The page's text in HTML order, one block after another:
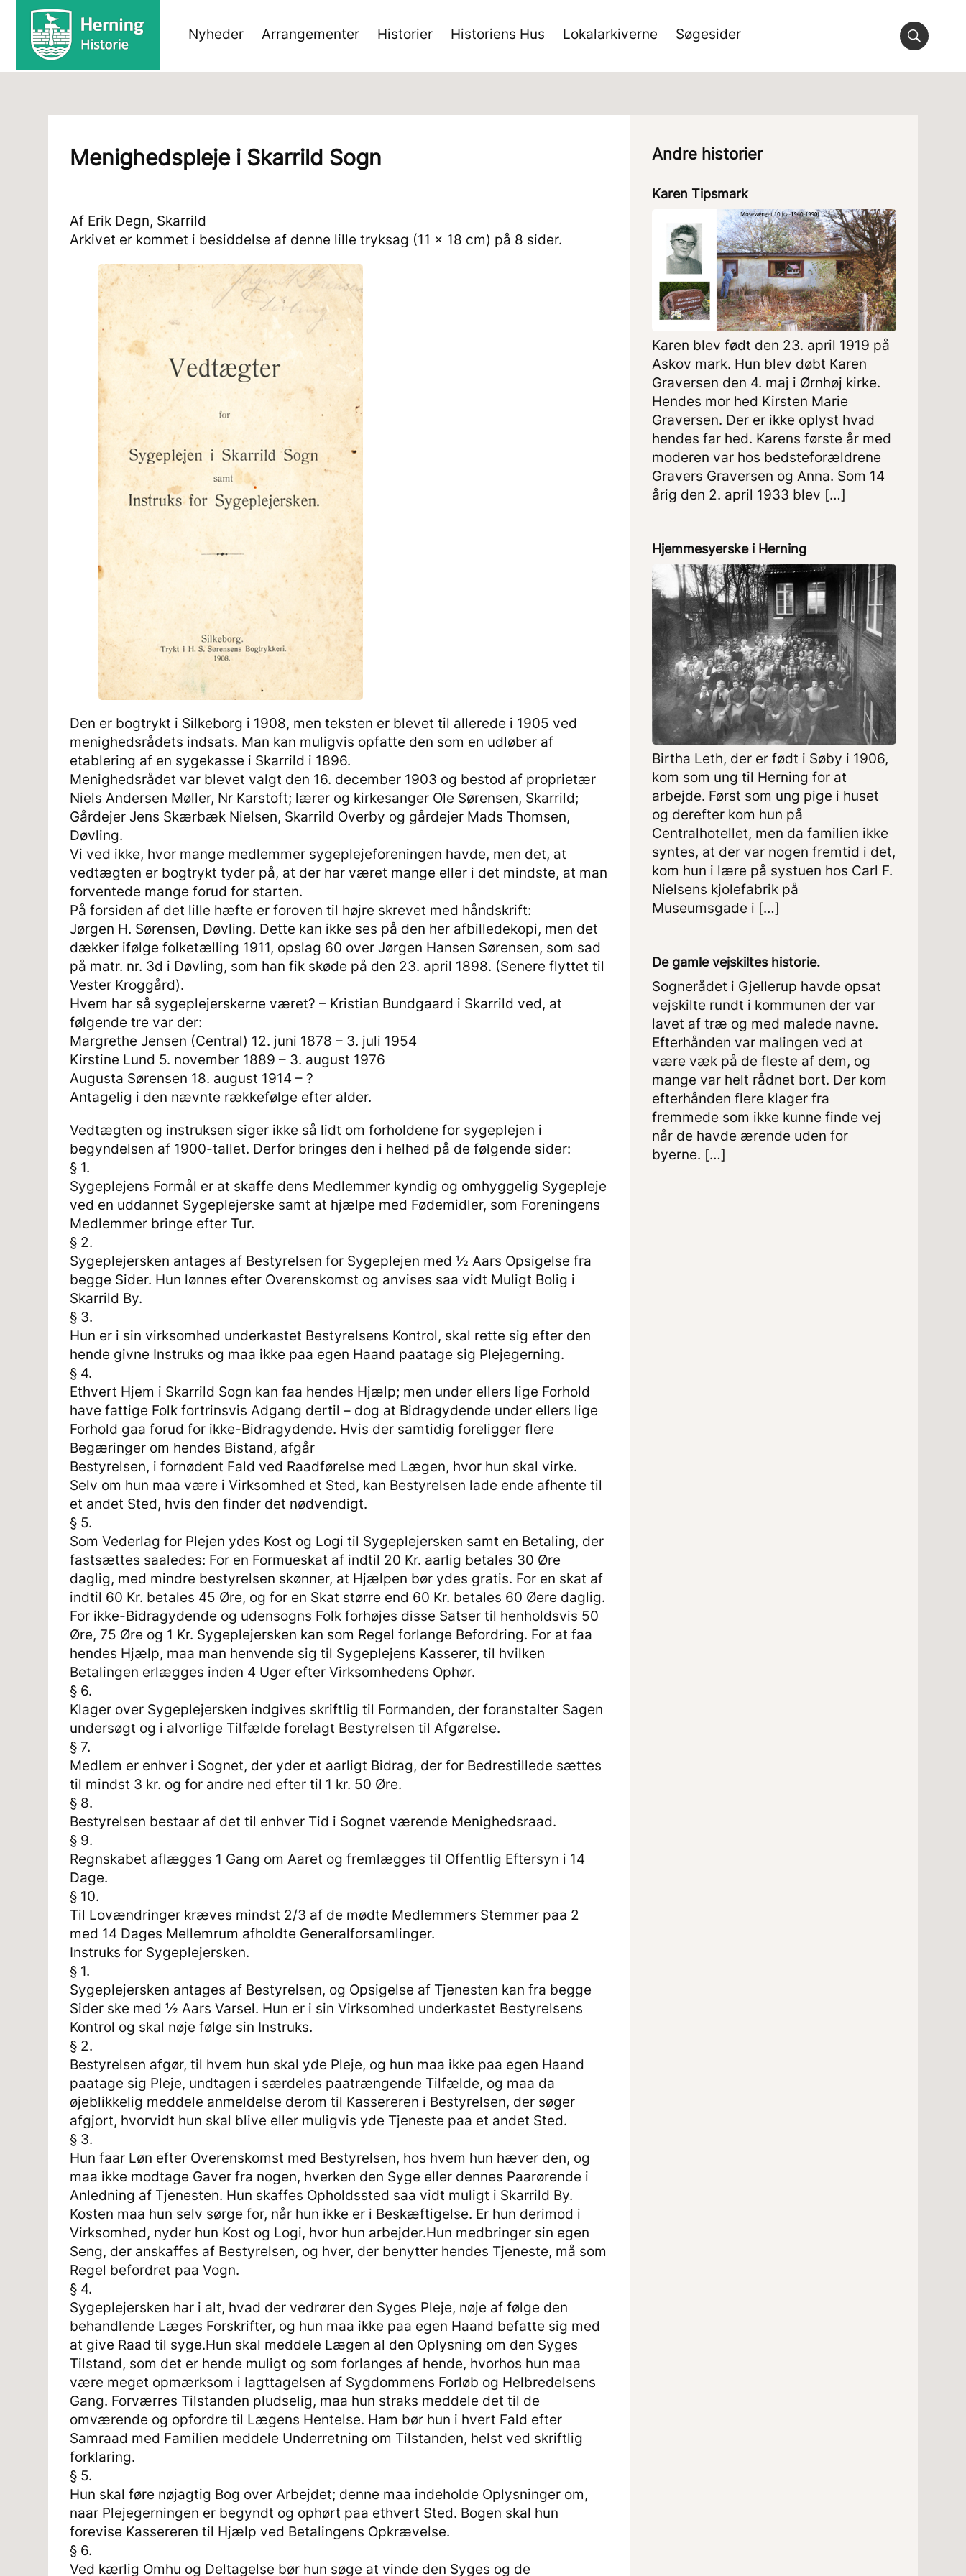
Nyheder Arrangementer Historier Historiens Hus Lokalarkiverne Søgesider
Menighedspleje i Skarrild Sogn
Af Erik Degn, Skarrild
Arkivet er kommet i besiddelse af denne lille tryksag (11 x 18 cm) på 8 sider.
Den er bogtrykt i Silkeborg i 1908, men teksten er blevet til allerede i 1905 ved
menighedsrådets indsats. Man kan muligvis opfatte den som en udløber af
etablering af en sygekasse i Skarrild i 1896.
Menighedsrådet var blevet valgt den 16. december 1903 og bestod af proprietær
Niels Andersen Møller, Nr Karstoft; lærer og kirkesanger Ole Sørensen, Skarrild;
Gårdejer Jens Skærbæk Nielsen, Skarrild Overby og gårdejer Mads Thomsen,
Døvling.
Vi ved ikke, hvor mange medlemmer sygeplejeforeningen havde, men det, at
vedtægten er bogtrykt tyder på, at der har været mange eller i det mindste, at man
forventede mange forud for starten.
På forsiden af det lille hæfte er foroven til højre skrevet med håndskrift:
Jørgen H. Sørensen, Døvling. Dette kan ikke ses på den her afbilledekopi, men det
dækker ifølge folketælling 1911, opslag 60 over Jørgen Hansen Sørensen, som sad
på matr. nr. 3d i Døvling, som han fik skøde på den 23. april 1898. (Senere flyttet til
Vester Kroggård).
Hvem har så sygeplejerskerne været? – Kristian Bundgaard i Skarrild ved, at
følgende tre var der:
Margrethe Jensen (Central) 12. juni 1878 – 3. juli 1954
Kirstine Lund 5. november 1889 – 3. august 1976
Augusta Sørensen 18. august 1914 – ?
Antagelig i den nævnte rækkefølge efter alder.
Vedtægten og instruksen siger ikke så lidt om forholdene for sygeplejen i
begyndelsen af 1900-tallet. Derfor bringes den i helhed på de følgende sider:
§ 1.
Sygeplejens Formål er at skaffe dens Medlemmer kyndig og omhyggelig Sygepleje
ved en uddannet Sygeplejerske samt at hjælpe med Fødemidler, som Foreningens
Medlemmer bringe efter Tur.
§ 2.
Sygeplejersken antages af Bestyrelsen for Sygeplejen med ½ Aars Opsigelse fra
begge Sider. Hun lønnes efter Overenskomst og anvises saa vidt Muligt Bolig i
Skarrild By.
§ 3.
Hun er i sin virksomhed underkastet Bestyrelsens Kontrol, skal rette sig efter den
hende givne Instruks og maa ikke paa egen Haand paatage sig Plejegerning.
§ 4.
Ethvert Hjem i Skarrild Sogn kan faa hendes Hjælp; men under ellers lige Forhold
have fattige Folk fortrinsvis Adgang dertil – dog at Bidragydende under ellers lige
Forhold gaa forud for ikke-Bidragydende. Hvis der samtidig foreligger flere
Begæringer om hendes Bistand, afgår
Bestyrelsen, i fornødent Fald ved Raadførelse med Lægen, hvor hun skal virke.
Selv om hun maa være i Virksomhed et Sted, kan Bestyrelsen lade ende afhente til
et andet Sted, hvis den finder det nødvendigt.
§ 5.
Som Vederlag for Plejen ydes Kost og Logi til Sygeplejersken samt en Betaling, der
fastsættes saaledes: For en Formueskat af indtil 20 Kr. aarlig betales 30 Øre
daglig, med mindre bestyrelsen skønner, at Hjælpen bør ydes gratis. For en skat af
indtil 60 Kr. betales 45 Øre, og for en Skat større end 60 Kr. betales 60 Øere daglig.
For ikke-Bidragydende og udensogns Folk forhøjes disse Satser til henholdsvis 50
Øre, 75 Øre og 1 Kr. Sygeplejersken kan som Regel forlange Befordring. For at faa
hendes Hjælp, maa man henvende sig til Sygeplejens Kasserer, til hvilken
Betalingen erlægges inden 4 Uger efter Virksomhedens Ophør.
§ 6.
Klager over Sygeplejersken indgives skriftlig til Formanden, der foranstalter Sagen
undersøgt og i alvorlige Tilfælde forelagt Bestyrelsen til Afgørelse.
§ 7.
Medlem er enhver i Sognet, der yder et aarligt Bidrag, der for Bedrestillede sættes
til mindst 3 kr. og for andre ned efter til 1 kr. 50 Øre.
§ 8.
Bestyrelsen bestaar af det til enhver Tid i Sognet værende Menighedsraad.
§ 9.
Regnskabet aflægges 1 Gang om Aaret og fremlægges til Offentlig Eftersyn i 14
Dage.
§ 10.
Til Lovændringer kræves mindst 2/3 af de mødte Medlemmers Stemmer paa 2
med 14 Dages Mellemrum afholdte Generalforsamlinger.
Instruks for Sygeplejersken.
§ 1.
Sygeplejersken antages af Bestyrelsen, og Opsigelse af Tjenesten kan fra begge
Sider ske med ½ Aars Varsel. Hun er i sin Virksomhed underkastet Bestyrelsens
Kontrol og skal nøje følge sin Instruks.
§ 2.
Bestyrelsen afgør, til hvem hun skal yde Pleje, og hun maa ikke paa egen Haand
paatage sig Pleje, undtagen i særdeles paatrængende Tilfælde, og maa da
øjeblikkelig meddele anmeldelse derom til Kassereren i Bestyrelsen, der søger
afgjort, hvorvidt hun skal blive eller muligvis yde Tjeneste paa et andet Sted.
§ 3.
Hun faar Løn efter Overenskomst med Bestyrelsen, hos hvem hun hæver den, og
maa ikke modtage Gaver fra nogen, hverken den Syge eller dennes Paarørende i
Anledning af Tjenesten. Hun skaffes Opholdssted saa vidt muligt i Skarrild By.
Kosten maa hun selv sørge for, når hun ikke er i Beskæftigelse. Er hun derimod i
Virksomhed, nyder hun Kost og Logi, hvor hun arbejder.Hun medbringer sin egen
Seng, der anskaffes af Bestyrelsen, og hver, der benytter hendes Tjeneste, må som
Regel befordret paa Vogn.
§ 4.
Sygeplejersken har i alt, hvad der vedrører den Syges Pleje, nøje af følge den
behandlende Læges Forskrifter, og hun maa ikke paa egen Haand befatte sig med
at give Raad til syge.Hun skal meddele Lægen al den Oplysning om den Syges
Tilstand, som det er hende muligt og som forlanges af hende, hvorhos hun maa
være meget opmærksom i Iagttagelsen af Sygdommens Forløb og Helbredelsens
Gang. Forværres Tilstanden pludselig, maa hun straks meddele det til de
omværende og opfordre til Lægens Hentelse. Ham bør hun i hvert Fald efter
Samraad med Familien meddele Underretning om Tilstanden, helst ved skriftlig
forklaring.
§ 5.
Hun skal føre nøjagtig Bog over Arbejdet; denne maa indeholde Oplysninger om,
naar Plejegerningen er begyndt og ophørt paa ethvert Sted. Bogen skal hun
forevise Kassereren til Hjælp ved Betalingens Opkrævelse.
§ 6.
Ved kærlig Omhu og Deltagelse bør hun søge at vinde den Syges og de
Andre historier
Karen Tipsmark
Karen blev født den 23. april 1919 på
Askov mark. Hun blev døbt Karen
Graversen den 4. maj i Ørnhøj kirke.
Hendes mor hed Kirsten Marie
Graversen. Der er ikke oplyst hvad
hendes far hed. Karens første år med
moderen var hos bedsteforældrene
Gravers Graversen og Anna. Som 14
årig den 2. april 1933 blev […]
Hjemmesyerske i Herning
Birtha Leth, der er født i Søby i 1906,
kom som ung til Herning for at
arbejde. Først som ung pige i huset
og derefter kom hun på
Centralhotellet, men da familien ikke
syntes, at der var nogen fremtid i det,
kom hun i lære på systuen hos Carl F.
Nielsens kjolefabrik på
Museumsgade i […]
De gamle vejskiltes historie.
Sognerådet i Gjellerup havde opsat
vejskilte rundt i kommunen der var
lavet af træ og med malede navne.
Efterhånden var malingen ved at
være væk på de fleste af dem, og
mange var helt rådnet bort. Der kom
efterhånden flere klager fra
fremmede som ikke kunne finde vej
når de havde ærende uden for
byerne. […]